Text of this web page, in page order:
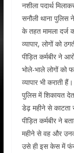
नशीला पदार्थ
सनौली थाना पुलिस
के तहत मामला दर्ज
व्यापार, लोगों को
पीड़ित कर्मबीर ने
भोले-भाले लोगों को
व्यापार भी कराती
पुलिस में शिकायत
डेढ़ महीने से काटता
पीड़ित कर्मबीर ने
महीने से वह और
उसे ही इस केस में